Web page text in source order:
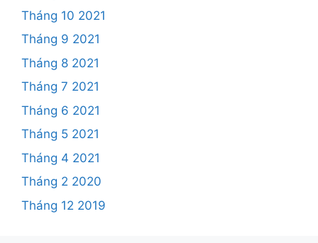
Tháng 10 2021
Tháng 9 2021
Tháng 8 2021
Tháng 7 2021
Tháng 6 2021
Tháng 5 2021
Tháng 4 2021
Tháng 2 2020
Tháng 12 2019